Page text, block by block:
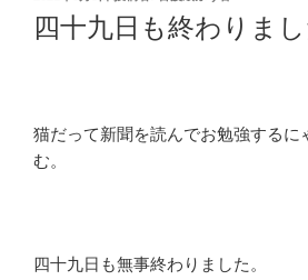
稿
日:
四十九日も終わりま
猫だって新聞を読んでお勉強するに
む。
四十九日も無事終わりました。